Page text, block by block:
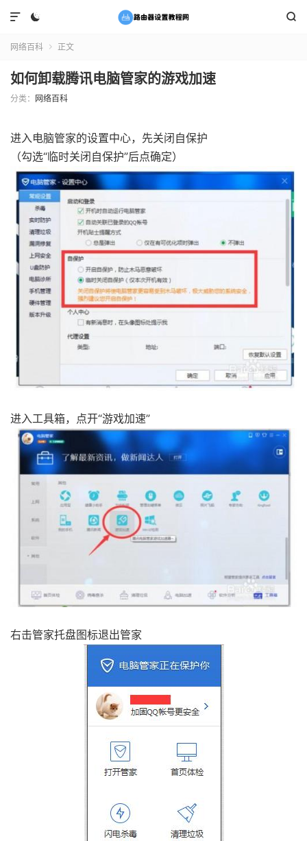
 

网络百科  正文
如何卸载腾讯电脑管家的游戏加速
分类： 网络百科
进入电脑管家的设置中心，先关闭自保护
（勾选“临时关闭自保护”后点确定）
进入工具箱，点开“游戏加速”
右击管家托盘图标退出管家